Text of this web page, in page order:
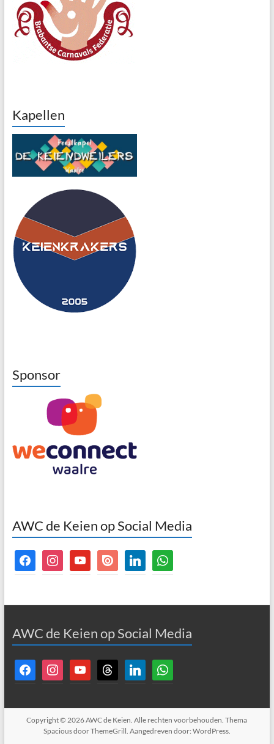
Kapellen
Sponsor
AWC de Keien op Social Media
facebookinstagramyoutubeissuu linkedinwhatsapp
AWC de Keien op Social Media
facebookinstagramyoutube threads linkedin whatsapp
Copyright © 2026AWC de Keien . Alle rechten voorbehouden. Thema
Spaciousdoor ThemeGrill. Aangedreven door: WordPress.